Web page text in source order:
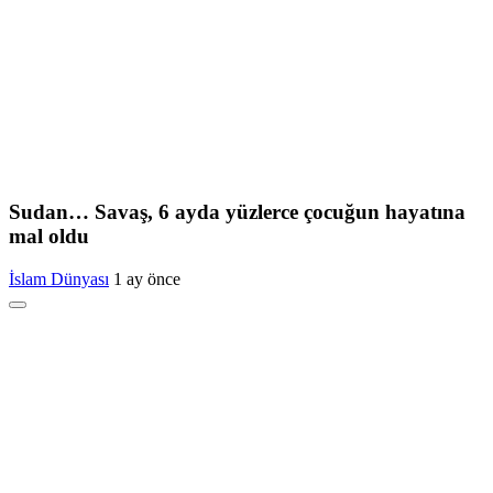
Sudan… Savaş, 6 ayda yüzlerce çocuğun hayatına
mal oldu
İslam Dünyası 1 ay önce